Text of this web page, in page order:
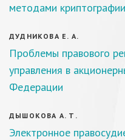
методами
ДУДНИКОВА Е. А.
Проблемы правового
управления в
Федерации
ДЫШОКОВА А. Т.
Электронное